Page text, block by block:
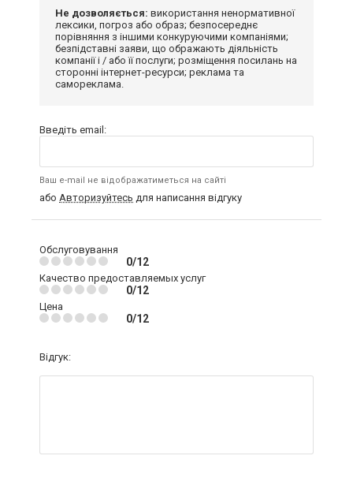
Не дозволяється: використання ненормативної
лексики, погроз або образ; безпосереднє
порівняння з іншими конкуруючими компаніями;
безпідставні заяви, що ображають діяльність
компанії і / або її послуги; розміщення посилань на
сторонні інтернет-ресурси; реклама та
самореклама.
Введіть email:
Ваш e-mail не відображатиметься на сайті
або Авторизуйтесь для написання відгуку
Обслуговування
0/12
Качество предоставляемых услуг
0/12
Цена
0/12
Відгук: